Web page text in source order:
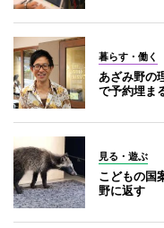
暮らす・働く
あざみ野の
で予約埋ま
見る・遊ぶ
こどもの国
野に返す